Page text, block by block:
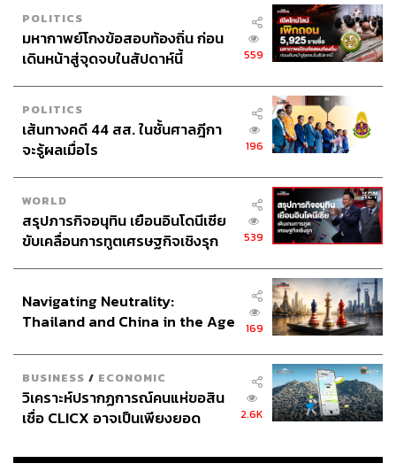
POLITICS
มหากาพย์โกงข้อสอบท้องถิ่น ก่อน
เดินหน้าสู่จุดจบในสัปดาห์นี้
559
POLITICS
เส้นทางคดี 44 สส. ในชั้นศาลฎีกา
จะรู้ผลเมื่อไร
196
WORLD
สรุปภารกิจอนุทิน เยือนอินโดนีเซีย
ขับเคลื่อนการทูตเศรษฐกิจเชิงรุก
539
Navigating Neutrality:
Thailand and China in the Age
169
BUSINESS / ECONOMIC
วิเคราะห์ปรากฏการณ์คนแห่ขอสิน
เชื่อ CLICX อาจเป็นเพียงยอด
เรือนไทยที่ถูกซุกไว้
2.6K